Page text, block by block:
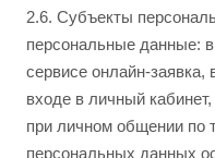
2.6. Субъекты
персональные данные:
сервисе онлайн-заявка,
входе в личный
при личном общении по
персональных данных